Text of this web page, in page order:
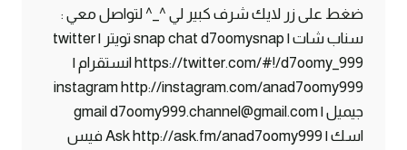
ضغط على زر لايك شرف كبير لي ^_^ لتواصل معي :
سناب شات | snap chat d7oomysnap تويتر | twitter
https://twitter.com/#!/d7oomy_999 انستقرام |
instagram http://instagram.com/anad7oomy999
جيميل | gmail d7oomy999.channel@gmail.com
اسك | Ask http://ask.fm/anad7oomy999 فيس